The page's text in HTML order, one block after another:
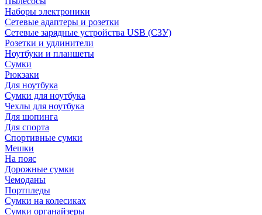
Наборы электроники
Сетевые адаптеры и розетки
Сетевые зарядные устройства USB (СЗУ)
Розетки и удлинители
Ноутбуки и планшеты
Сумки
Рюкзаки
Для ноутбука
Сумки для ноутбука
Чехлы для ноутбука
Для шопинга
Для спорта
Спортивные сумки
Мешки
На пояс
Дорожные сумки
Чемоданы
Портпледы
Сумки на колесиках
Сумки органайзеры